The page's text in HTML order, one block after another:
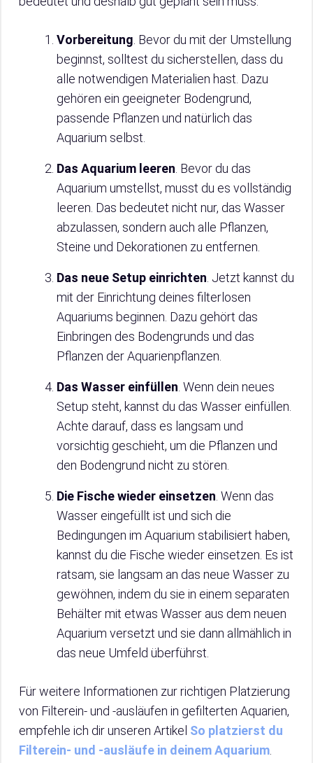
Vorbereitung . Bevor du mit der Umstellung
beginnst, solltest du sicherstellen, dass du
alle notwendigen Materialien hast. Dazu
gehören ein geeigneter Bodengrund,
passende Pflanzen und natürlich das
Aquarium selbst.
Das Aquarium leeren . Bevor du das
Aquarium umstellst, musst du es vollständig
leeren. Das bedeutet nicht nur, das Wasser
abzulassen, sondern auch alle Pflanzen,
Steine und Dekorationen zu entfernen.
Das neue Setup einrichten . Jetzt kannst du
mit der Einrichtung deines filterlosen
Aquariums beginnen. Dazu gehört das
Einbringen des Bodengrunds und das
Pflanzen der Aquarienpflanzen.
Das Wasser einfüllen . Wenn dein neues
Setup steht, kannst du das Wasser einfüllen.
Achte darauf, dass es langsam und
vorsichtig geschieht, um die Pflanzen und
den Bodengrund nicht zu stören.
Die Fische wieder einsetzen . Wenn das
Wasser eingefüllt ist und sich die
Bedingungen im Aquarium stabilisiert haben,
kannst du die Fische wieder einsetzen. Es ist
ratsam, sie langsam an das neue Wasser zu
gewöhnen, indem du sie in einem separaten
Behälter mit etwas Wasser aus dem neuen
Aquarium versetzt und sie dann allmählich in
das neue Umfeld überführst.
Für weitere Informationen zur richtigen Platzierung
von Filterein- und -ausläufen in gefilterten Aquarien,
empfehle ich dir unseren Artikel So platzierst du
Filterein- und -ausläufe in deinem Aquarium